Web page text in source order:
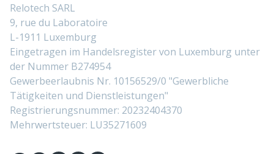
Relotech SARL
9, rue du Laboratoire
L-1911 Luxemburg
Eingetragen im Handelsregister von Luxemburg unter
der Nummer B274954
Gewerbeerlaubnis Nr. 10156529/0 "Gewerbliche
Tätigkeiten und Dienstleistungen"
Registrierungsnummer: 20232404370
Mehrwertsteuer: LU35271609